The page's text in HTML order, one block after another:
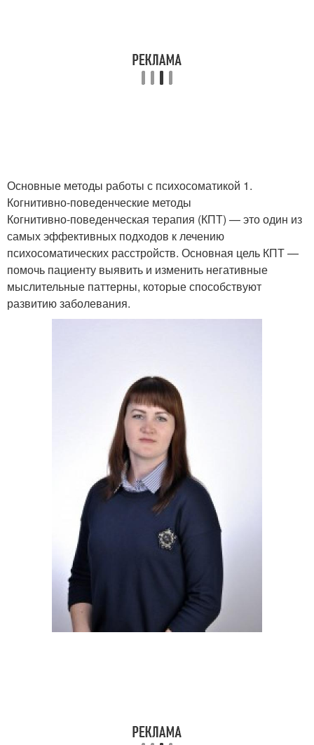
Основные методы работы с психосоматикой 1.
Когнитивно-поведенческие методы
Когнитивно-поведенческая терапия (КПТ) — это один из
самых эффективных подходов к лечению
психосоматических расстройств. Основная цель КПТ —
помочь пациенту выявить и изменить негативные
мыслительные паттерны, которые способствуют
развитию заболевания.